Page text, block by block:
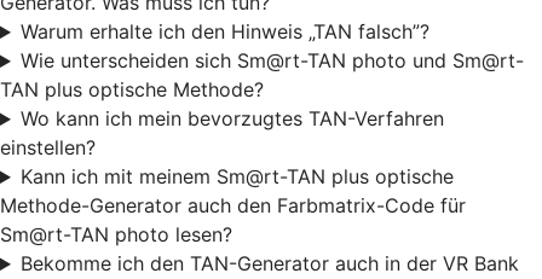
Warum erhalte ich den Hinweis „TAN falsch”?
Wie unterscheiden sich Sm@rt-TAN photo und Sm@rt-
TAN plus optische Methode?
Wo kann ich mein bevorzugtes TAN-Verfahren
einstellen?
Kann ich mit meinem Sm@rt-TAN plus optische
Methode-Generator auch den Farbmatrix-Code für
Sm@rt-TAN photo lesen?
Bekomme ich den TAN-Generator auch in der VR Bank